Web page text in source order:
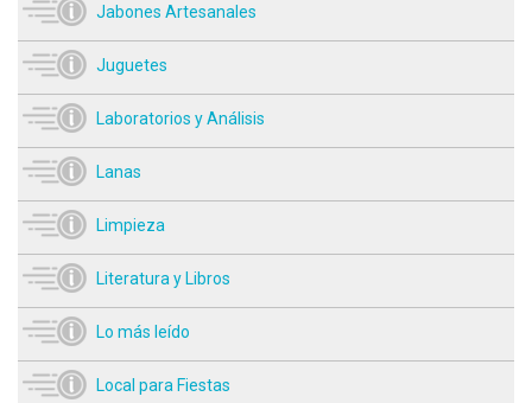
Jabones Artesanales
Juguetes
Laboratorios y Análisis
Lanas
Limpieza
Literatura y Libros
Lo más leído
Local para Fiestas